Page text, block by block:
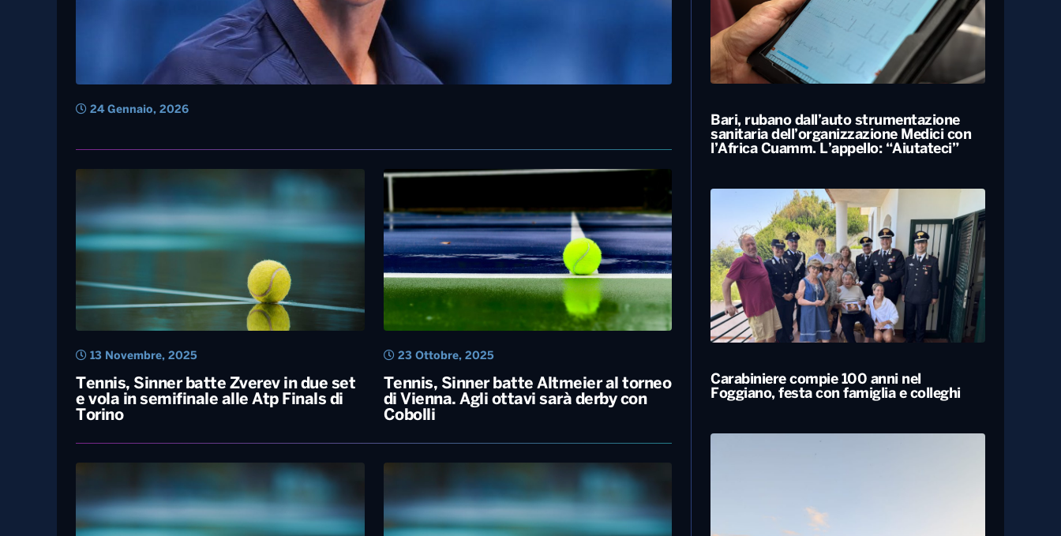
24 Gennaio, 2026
Tennis, Sinner batte Zverev in due set
e vola in semifinale alle Atp Finals di
Torino
13 Novembre, 2025
Tennis, Sinner batte Altmeier al torneo
di Vienna. Agli ottavi sarà derby con
Cobolli
23 Ottobre, 2025
Bari, rubano dall’auto strumentazione
sanitaria dell’organizzazione Medici con
l’Africa Cuamm. L’appello: “Aiutateci”
Carabiniere compie 100 anni nel
Foggiano, festa con famiglia e colleghi